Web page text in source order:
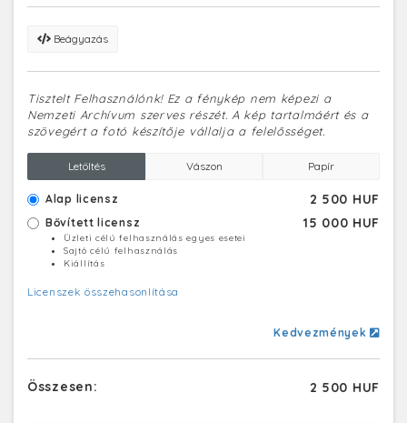
Beágyazás
Tisztelt Felhasználónk! Ez a fénykép nem képezi a
Nemzeti Archívum szerves részét. A kép tartalmáért és a
szövegért a fotó készítője vállalja a felelősséget.
Letöltés Vászon Papír
Alap licensz 2 500 HUF
Bővített licensz 15 000 HUF
Üzleti célú felhasználás egyes esetei
Sajtó célú felhasználás
Kiállítás
Licenszek összehasonlítása
Kedvezmények
Összesen: 2 500 HUF